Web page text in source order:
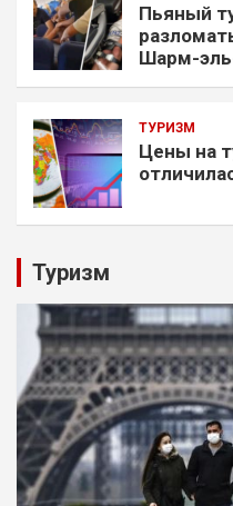
Пьяный
Шарм-
ТУРИЗМ
Цены на
Туризм